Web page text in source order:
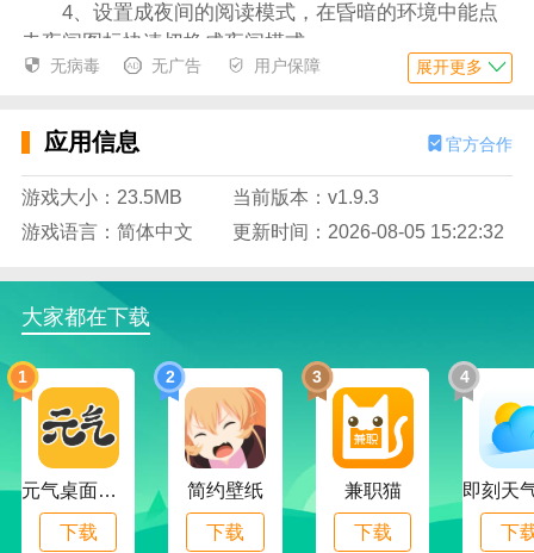
4、设置成夜间的阅读模式，在昏暗的环境中能点
击夜间图标快速切换成夜间模式；
5、设置字体大小，通过字体设置功能将展示的字
6、缓存管理，点击缓存管理就能进入缓存页面管
理其中正在缓存或已经缓存完成的小说；
应用特色
小说实时的进入条以及数据；
展示了非常精美的多种背景样式；
3、方便快捷的多种小说阅读调整工具，有字体、
背景、进度调整等多种工具；
4、拥有多种喜欢的标签选择栏，里面设置了玄
幻、古代言情以及都市生活等标签；
无病毒 无广告 用户保障 展开更多
应用信息 官方合作
游戏大小：23.5MB
当前版本：v1.9.3
游戏语言：简体中文
更新时间：2026-08-05 15:22:32
大家都在下载
1
元气桌面下载
下载
2
简约壁纸
下载
3
兼职猫
下载
4
下